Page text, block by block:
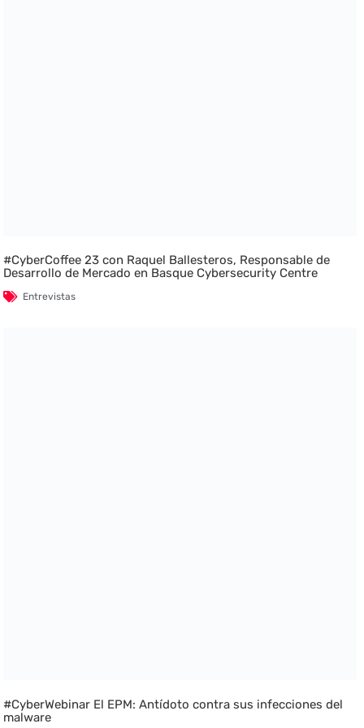
#CyberCoffee 23 con Raquel Ballesteros, Responsable de
Desarrollo de Mercado en Basque Cybersecurity Centre
Entrevistas
#CyberWebinar El EPM: Antídoto contra sus infecciones del
malware